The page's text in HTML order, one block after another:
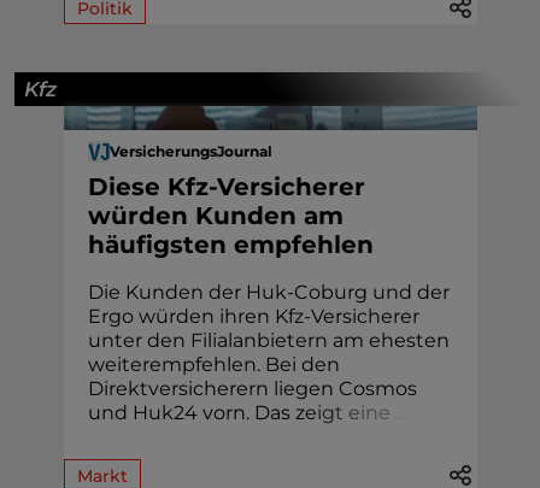
Politik
Kfz
VersicherungsJournal
Diese Kfz-Versicherer
würden Kunden am
häufigsten empfehlen
Die Kunden der Huk-Coburg und der
Ergo würden ihren Kfz-Versicherer
unter den Filialanbietern am ehesten
weiterempfehlen. Bei den
Direktversicherern liegen Cosmos
und Huk24 vorn. Das zeigt eine
Markt